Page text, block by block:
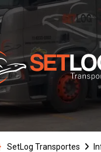
SetLog Transportes